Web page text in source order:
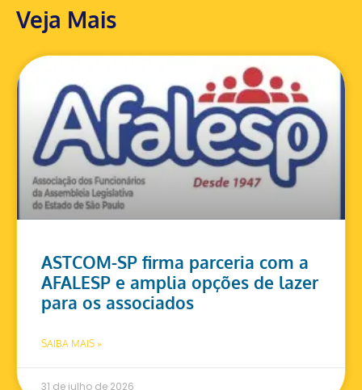
Veja Mais
ASTCOM-SP firma parceria com a
AFALESP e amplia opções de lazer
para os associados
SAIBA MAIS »
31 de julho de 2026